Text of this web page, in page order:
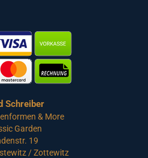
Schreiber
& More
Garden
19
/ Zottewitz